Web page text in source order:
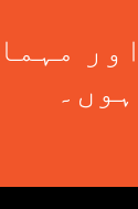
ہوں۔